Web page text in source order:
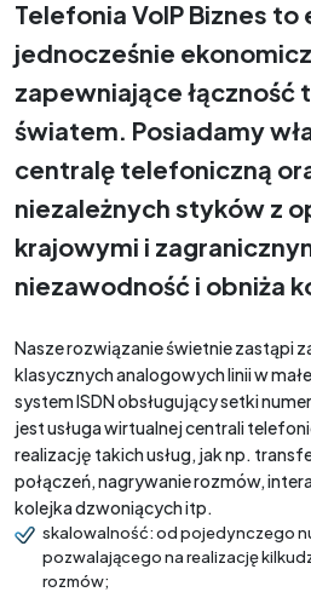
Telefonia VoIP Biznes to
jednocześnie
zapewniające łączność
światem. Posiadamy
centralę telefoniczną
niezależnych styków z
krajowymi i
niezawodność i obniża
Nasze rozwiązanie świetnie zastąpi
klasycznych analogowych linii w
system ISDN obsługujący setki
jest usługa wirtualnej centrali
realizację takich usług, jak np.
połączeń, nagrywanie rozmów,
kolejka dzwoniących itp.
skalowalność: od pojedynczego
pozwalającego na realizację
rozmów;